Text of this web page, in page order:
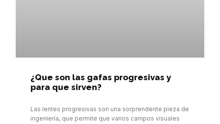
¿Que son las gafas progresivas y
para que sirven?
Las lentes progresivas son una sorprendente pieza de
ingeniería, que permite que varios campos visuales